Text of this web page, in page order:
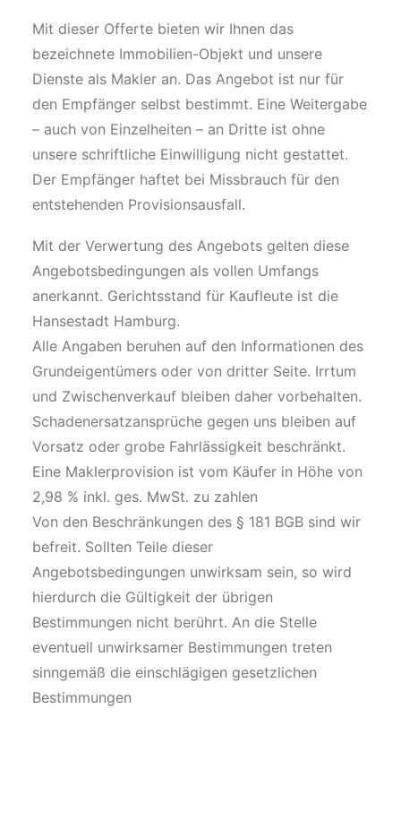
Mit dieser Offerte bieten wir Ihnen das
bezeichnete Immobilien-Objekt und unsere
Dienste als Makler an. Das Angebot ist nur für
den Empfänger selbst bestimmt. Eine Weitergabe
– auch von Einzelheiten – an Dritte ist ohne
unsere schriftliche Einwilligung nicht gestattet.
Der Empfänger haftet bei Missbrauch für den
entstehenden Provisionsausfall.
Mit der Verwertung des Angebots gelten diese
Angebotsbedingungen als vollen Umfangs
anerkannt. Gerichtsstand für Kaufleute ist die
Hansestadt Hamburg.
Alle Angaben beruhen auf den Informationen des
Grundeigentümers oder von dritter Seite. Irrtum
und Zwischenverkauf bleiben daher vorbehalten.
Schadenersatzansprüche gegen uns bleiben auf
Vorsatz oder grobe Fahrlässigkeit beschränkt.
Eine Maklerprovision ist vom Käufer in Höhe von
2,98 % inkl. ges. MwSt. zu zahlen
Von den Beschränkungen des § 181 BGB sind wir
befreit. Sollten Teile dieser
Angebotsbedingungen unwirksam sein, so wird
hierdurch die Gültigkeit der übrigen
Bestimmungen nicht berührt. An die Stelle
eventuell unwirksamer Bestimmungen treten
sinngemäß die einschlägigen gesetzlichen
Bestimmungen